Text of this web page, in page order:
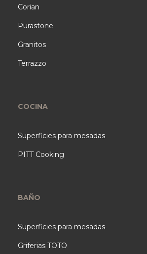
Corian
Purastone
Granitos
Terrazzo
COCINA
Superficies para mesadas
PITT Cooking
BAÑO
Superficies para mesadas
Griferias TOTO